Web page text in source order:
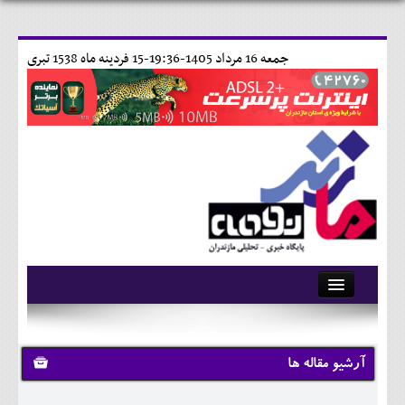
15 فردينه ماه 1538 تبری جمعه 16 مرداد 1405-19:36-
آرشیو
تماس با ما
وبلاگ
آرشیو مقاله ها